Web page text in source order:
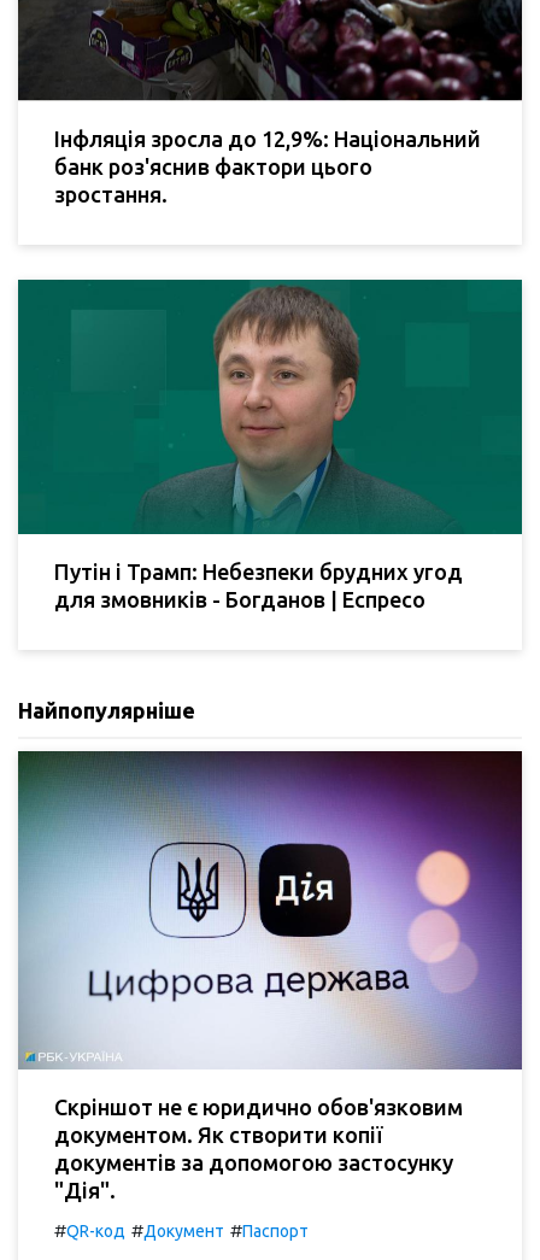
Інфляція зросла до 12,9%: Національний
банк роз'яснив фактори цього
зростання.
Путін і Трамп: Небезпеки брудних угод
для змовників - Богданов | Еспресо
Найпопулярніше
Скріншот не є юридично обов'язковим
документом. Як створити копії
документів за допомогою застосунку
"Дія".
#QR-код #Документ #Паспорт